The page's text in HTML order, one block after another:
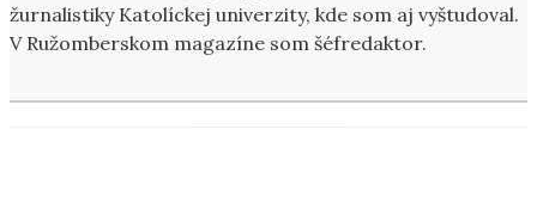
žurnalistiky Katolíckej univerzity, kde som aj vyštudoval.
V Ružomberskom magazíne som šéfredaktor.